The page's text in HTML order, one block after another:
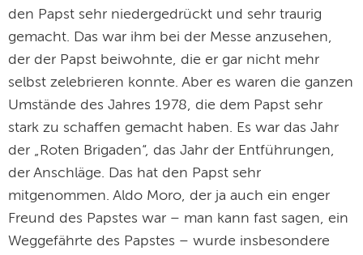
den Papst sehr niedergedrückt und sehr traurig
gemacht. Das war ihm bei der Messe anzusehen,
der der Papst beiwohnte, die er gar nicht mehr
selbst zelebrieren konnte. Aber es waren die ganzen
Umstände des Jahres 1978, die dem Papst sehr
stark zu schaffen gemacht haben. Es war das Jahr
der „Roten Brigaden“, das Jahr der Entführungen,
der Anschläge. Das hat den Papst sehr
mitgenommen. Aldo Moro, der ja auch ein enger
Freund des Papstes war – man kann fast sagen, ein
Weggefährte des Papstes – wurde insbesondere